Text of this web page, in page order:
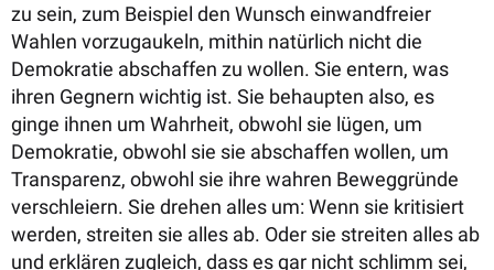
zu sein, zum Beispiel den Wunsch einwandfreier
Wahlen vorzugaukeln, mithin natürlich nicht die
Demokratie abschaffen zu wollen. Sie entern, was
ihren Gegnern wichtig ist. Sie behaupten also, es
ginge ihnen um Wahrheit, obwohl sie lügen, um
Demokratie, obwohl sie sie abschaffen wollen, um
Transparenz, obwohl sie ihre wahren Beweggründe
verschleiern. Sie drehen alles um: Wenn sie kritisiert
werden, streiten sie alles ab. Oder sie streiten alles ab
und erklären zugleich, dass es gar nicht schlimm sei,